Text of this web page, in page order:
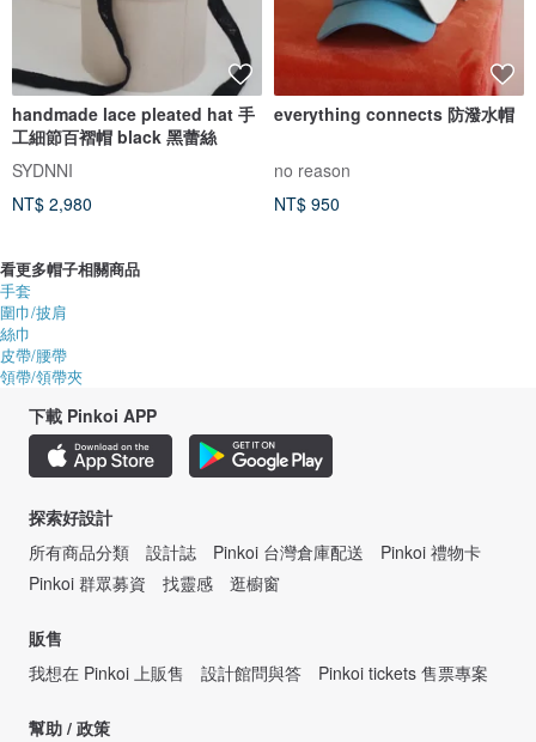
handmade lace pleated hat 手
工細節百褶帽 black 黑蕾絲
SYDNNI
NT$ 2,980
everything connects 防潑水帽
no reason
NT$ 950
看更多帽子相關商品
手套
圍巾/披肩
絲巾
皮帶/腰帶
領帶/領帶夾
下載 Pinkoi APP
探索好設計
所有商品分類
設計誌 Pinkoi 台灣倉庫配送
Pinkoi 禮物卡
Pinkoi 群眾募資
找靈感 逛櫥窗
販售
我想在 Pinkoi 上販售
設計館問與答 Pinkoi tickets 售票專案
幫助 / 政策